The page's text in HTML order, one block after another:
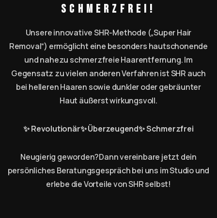
schmerzfrei!
Unsere innovative SHR-Methode („Super Hair
Removal“) ermöglicht eine besonders hautschonende
und nahezu schmerzfreie Haarentfernung. Im
Gegensatz zu vielen anderen Verfahren ist SHR auch
bei helleren Haaren sowie dunkler oder gebräunter
Haut äußerst wirkungsvoll.
✨Revolutionär✨Überzeugend✨Schmerzfrei
Neugierig geworden?Dann vereinbare jetzt dein
persönliches Beratungsgespräch bei uns im Studio und
erlebe die Vorteile von SHR selbst!